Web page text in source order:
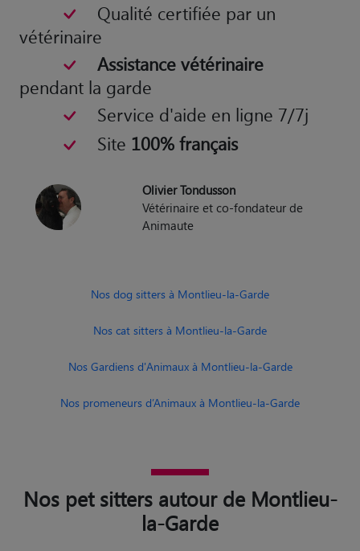
Qualité certifiée par un
vétérinaire
Assistance vétérinaire
pendant la garde
Service d'aide en ligne 7/7j
Site 100% français
Olivier Tondusson
Vétérinaire et co-fondateur de
Animaute
Nos dog sitters à Montlieu-la-Garde
Nos cat sitters à Montlieu-la-Garde
Nos Gardiens d'Animaux à Montlieu-la-Garde
Nos promeneurs d’Animaux à Montlieu-la-Garde
Nos pet sitters autour de Montlieu-
la-Garde